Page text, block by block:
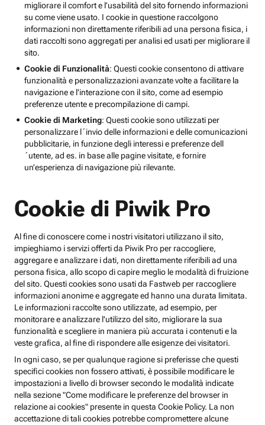
migliorare il comfort e l’usabilità del sito fornendo informazioni
su come viene usato. I cookie in questione raccolgono
informazioni non direttamente riferibili ad una persona fisica, i
dati raccolti sono aggregati per analisi ed usati per migliorare il
sito.
Cookie di Funzionalità: Questi cookie consentono di attivare
funzionalità e personalizzazioni avanzate volte a facilitare la
navigazione e l'interazione con il sito, come ad esempio
preferenze utente e precompilazione di campi.
Cookie di Marketing: Questi cookie sono utilizzati per
personalizzare l´invio delle informazioni e delle comunicazioni
pubblicitarie, in funzione degli interessi e preferenze dell
´utente, ad es. in base alle pagine visitate, e fornire
un’esperienza di navigazione più rilevante.
Cookie di Piwik Pro
Al fine di conoscere come i nostri visitatori utilizzano il sito,
impieghiamo i servizi offerti da Piwik Pro per raccogliere,
aggregare e analizzare i dati, non direttamente riferibili ad una
persona fisica, allo scopo di capire meglio le modalità di fruizione
del sito. Questi cookies sono usati da Fastweb per raccogliere
informazioni anonime e aggregate ed hanno una durata limitata.
Le informazioni raccolte sono utilizzate, ad esempio, per
monitorare e analizzare l'utilizzo del sito, migliorare la sua
funzionalità e scegliere in maniera più accurata i contenuti e la
veste grafica, al fine di rispondere alle esigenze dei visitatori.
In ogni caso, se per qualunque ragione si preferisse che questi
specifici cookies non fossero attivati, è possibile modificare le
impostazioni a livello di browser secondo le modalità indicate
nella sezione "Come modificare le preferenze del browser in
relazione ai cookies" presente in questa Cookie Policy. La non
accettazione di tali cookies potrebbe compromettere alcune